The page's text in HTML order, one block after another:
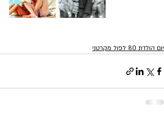
יום הולדת 80 לפול מקרטני